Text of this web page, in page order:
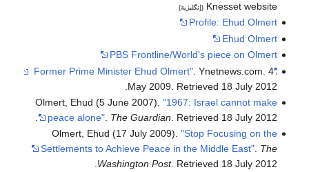
Knesset website (إنگليزية)
Profile: Ehud Olmert
Ehud Olmert
PBS Frontline/World's piece on Olmert
"Former Prime Minister Ehud Olmert"
. Ynetnews.com. 4
May 2009. Retrieved 18 July2012
Olmert, Ehud (5 June 2007). "1967: Israel cannot make
peace alone". The Guardian . Retrieved 18 July2012
Olmert, Ehud (17 July 2009). "Stop Focusing on the
Settlements to Achieve Peace in the Middle East". The
Washington Post. Retrieved 18 July2012
.